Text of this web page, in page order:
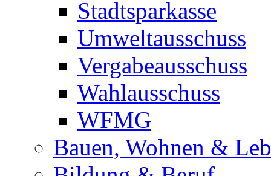
Stadtsparkasse
Umweltausschuss
Vergabeausschuss
Wahlausschuss
WFMG
Bauen, Wohnen &